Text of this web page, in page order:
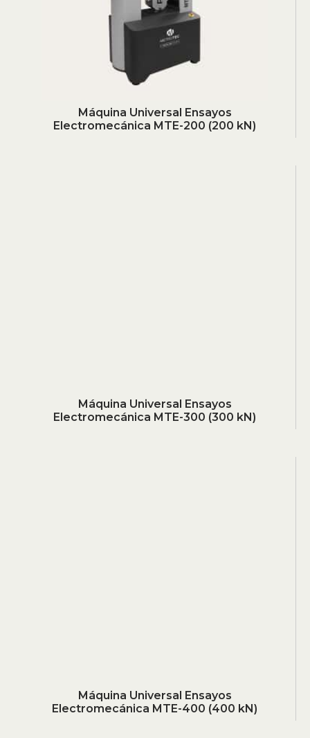
Máquina Universal Ensayos
Electromecánica MTE-200 (200 kN)
Máquina Universal Ensayos
Electromecánica MTE-300 (300 kN)
Máquina Universal Ensayos
Electromecánica MTE-400 (400 kN)